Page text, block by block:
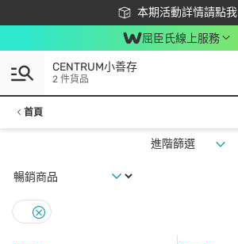
本期活動詳情請點我
下載app最高回饋$350
屈臣氏線上服務
CENTRUM小善存
2 件貨品
首頁
進階篩選